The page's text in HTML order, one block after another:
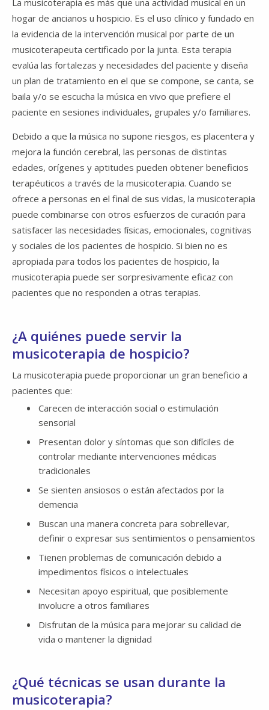
hogar de ancianos u hospicio. Es el uso clínico y fundado en
la evidencia de la intervención musical por parte de un
musicoterapeuta certificado por la junta. Esta terapia
evalúa las fortalezas y necesidades del paciente y diseña
un plan de tratamiento en el que se compone, se canta, se
baila y/o se escucha la música en vivo que prefiere el
paciente en sesiones individuales, grupales y/o familiares.
Debido a que la música no supone riesgos, es placentera y
mejora la función cerebral, las personas de distintas
edades, orígenes y aptitudes pueden obtener beneficios
terapéuticos a través de la musicoterapia. Cuando se
ofrece a personas en el final de sus vidas, la musicoterapia
puede combinarse con otros esfuerzos de curación para
satisfacer las necesidades físicas, emocionales, cognitivas
y sociales de los pacientes de hospicio. Si bien no es
apropiada para todos los pacientes de hospicio, la
musicoterapia puede ser sorpresivamente eficaz con
pacientes que no responden a otras terapias.
¿A quiénes puede servir la
musicoterapia de hospicio?
La musicoterapia puede proporcionar un gran beneficio a
pacientes que:
Carecen de interacción social o estimulación
sensorial
Presentan dolor y síntomas que son difíciles de
controlar mediante intervenciones médicas
tradicionales
Se sienten ansiosos o están afectados por la
demencia
Buscan una manera concreta para sobrellevar,
definir o expresar sus sentimientos o pensamientos
Tienen problemas de comunicación debido a
impedimentos físicos o intelectuales
Necesitan apoyo espiritual, que posiblemente
involucre a otros familiares
Disfrutan de la música para mejorar su calidad de
vida o mantener la dignidad
¿Qué técnicas se usan durante la
musicoterapia?